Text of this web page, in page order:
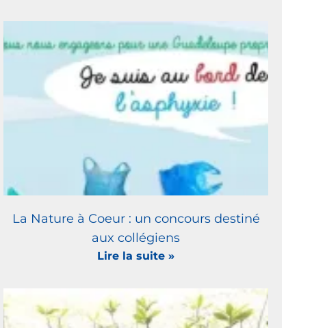
La Nature à Coeur : un concours destiné
aux collégiens
Lire la suite »